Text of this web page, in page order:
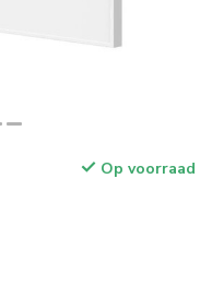
Op voorraad